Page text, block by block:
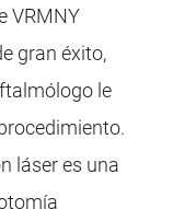
VRMNY
gran éxito,
le
láser es una